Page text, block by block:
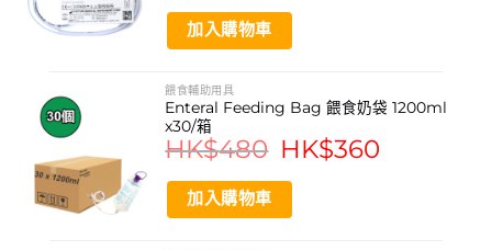
包裝: 無菌獨立包裝
資料來源
http://www.maxsonhk.com/
https://www.maxsonassociates.com/
https://www.maxson.store/
加入購物車
餵食輔助用具
Enteral Feeding Bag 餵食奶袋 1200ml
x30/箱
HK$480
Original
price
HK$480.
HK$360
加入購物車